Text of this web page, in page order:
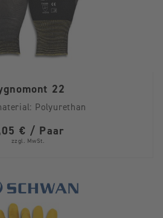
22
Polyurethan
€ / Paar
zzgl. MwSt.